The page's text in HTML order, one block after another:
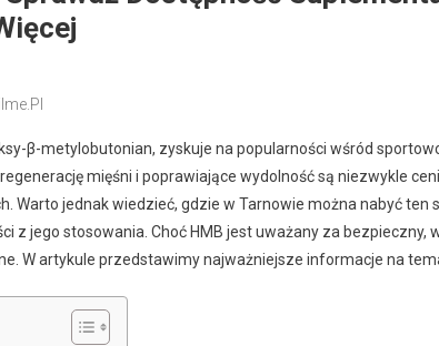
β-metylobutonian, zyskuje na popularności wśród
mięśni i poprawiające wydolność są niezwykle
Warto jednak wiedzieć, gdzie w Tarnowie można nabyć ten
z jego stosowania. Choć HMB jest uważany za bezpieczny,
W artykule przedstawimy najważniejsze informacje na